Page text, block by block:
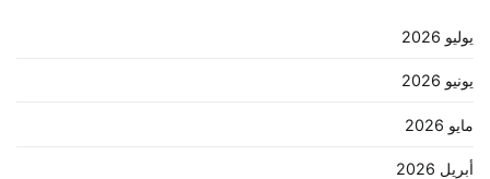
يوليو 2026
يونيو 2026
مايو 2026
أبريل 2026